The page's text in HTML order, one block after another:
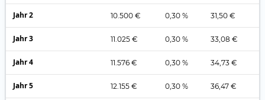
Jahr 2 10.500 € 0,30 % 31,50 €
Jahr 3 11.025 € 0,30 % 33,08 €
Jahr 4 11.576 € 0,30 % 34,73 €
Jahr 5 12.155 € 0,30 % 36,47 €